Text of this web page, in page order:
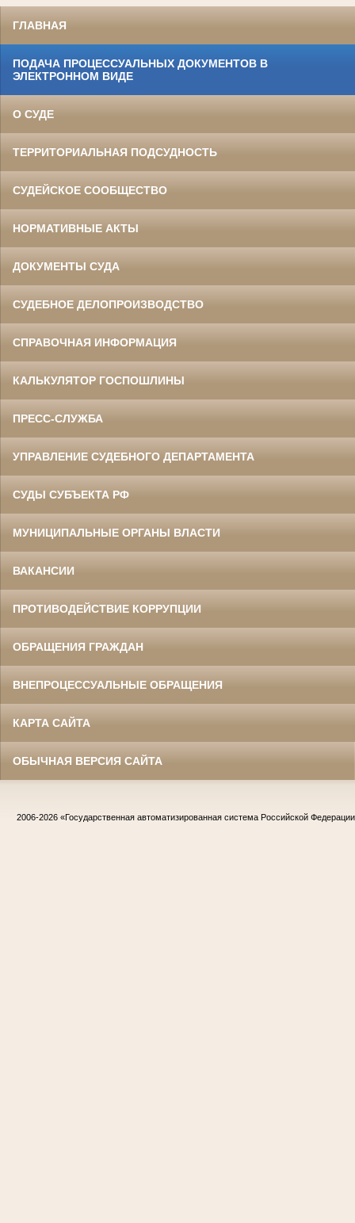
ГЛАВНАЯ
ПОДАЧА ПРОЦЕССУАЛЬНЫХ ДОКУМЕНТОВ В
ЭЛЕКТРОННОМ ВИДЕ
О СУДЕ
ТЕРРИТОРИАЛЬНАЯ ПОДСУДНОСТЬ
СУДЕЙСКОЕ СООБЩЕСТВО
НОРМАТИВНЫЕ АКТЫ
ДОКУМЕНТЫ СУДА
СУДЕБНОЕ ДЕЛОПРОИЗВОДСТВО
СПРАВОЧНАЯ ИНФОРМАЦИЯ
КАЛЬКУЛЯТОР ГОСПОШЛИНЫ
ПРЕСС-СЛУЖБА
УПРАВЛЕНИЕ СУДЕБНОГО ДЕПАРТАМЕНТА
СУДЫ СУБЪЕКТА РФ
МУНИЦИПАЛЬНЫЕ ОРГАНЫ ВЛАСТИ
ВАКАНСИИ
ПРОТИВОДЕЙСТВИЕ КОРРУПЦИИ
ОБРАЩЕНИЯ ГРАЖДАН
ВНЕПРОЦЕССУАЛЬНЫЕ ОБРАЩЕНИЯ
КАРТА САЙТА
ОБЫЧНАЯ ВЕРСИЯ САЙТА
2006-2026 «Государственная автоматизированная система Российской